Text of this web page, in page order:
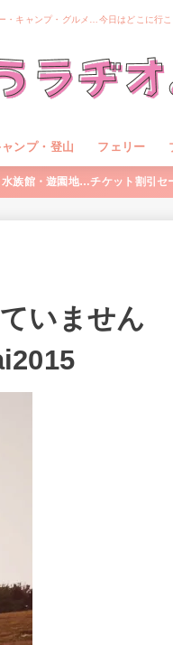
・キャンプ・グルメ…今日はどこに行こ
ャンプ・登山 フェリー
族館・遊園地…チケット割引セ
いません